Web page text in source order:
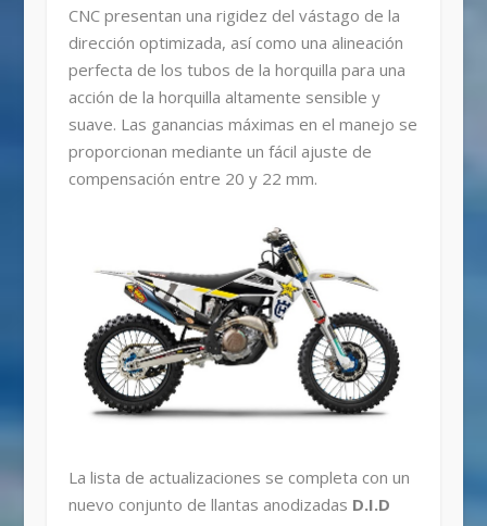
CNC presentan una rigidez del vástago de la
dirección optimizada, así como una alineación
perfecta de los tubos de la horquilla para una
acción de la horquilla altamente sensible y
suave. Las ganancias máximas en el manejo se
proporcionan mediante un fácil ajuste de
compensación entre 20 y 22 mm.
La lista de actualizaciones se completa con un
nuevo conjunto de llantas anodizadas D.I.D